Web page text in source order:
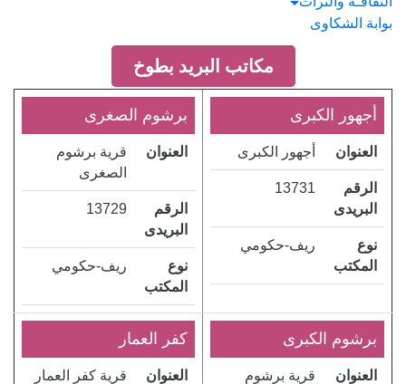
بوابة الشكاوى
مكاتب البريد بطوخ
أجهور الكبرى
العنوان أجهور الكبرى
الرقم
البريدى
13731
نوع
المكتب
ريف-حكومي
برشوم الصغرى
العنوان
قرية برشوم
الصغرى
الرقم
البريدى
13729
نوع
المكتب
ريف-حكومي
برشوم الكبرى
العنوان
قرية برشوم
كفر العمار
العنوان قرية كفر العمار